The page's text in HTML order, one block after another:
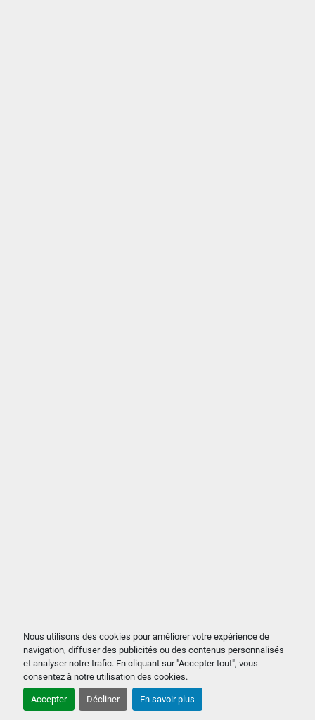
Nous utilisons des cookies pour améliorer votre expérience de
navigation, diffuser des publicités ou des contenus personnalisés
et analyser notre trafic. En cliquant sur "Accepter tout", vous
consentez à notre utilisation des cookies.
Accepter Décliner En savoir plus